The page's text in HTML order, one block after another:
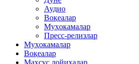
Аудио
Воқеалар
Муҳокамалар
Пресс-релизлар
Муҳокамалар
Воқеалар
Махсус лойиҳалар